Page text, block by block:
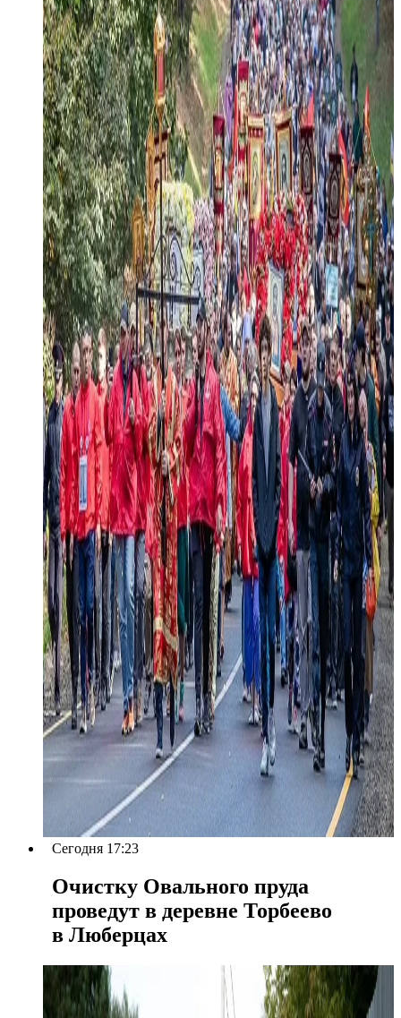
Сегодня 17:23
Очистку Овального пруда
проведут в деревне Торбеево
в Люберцах